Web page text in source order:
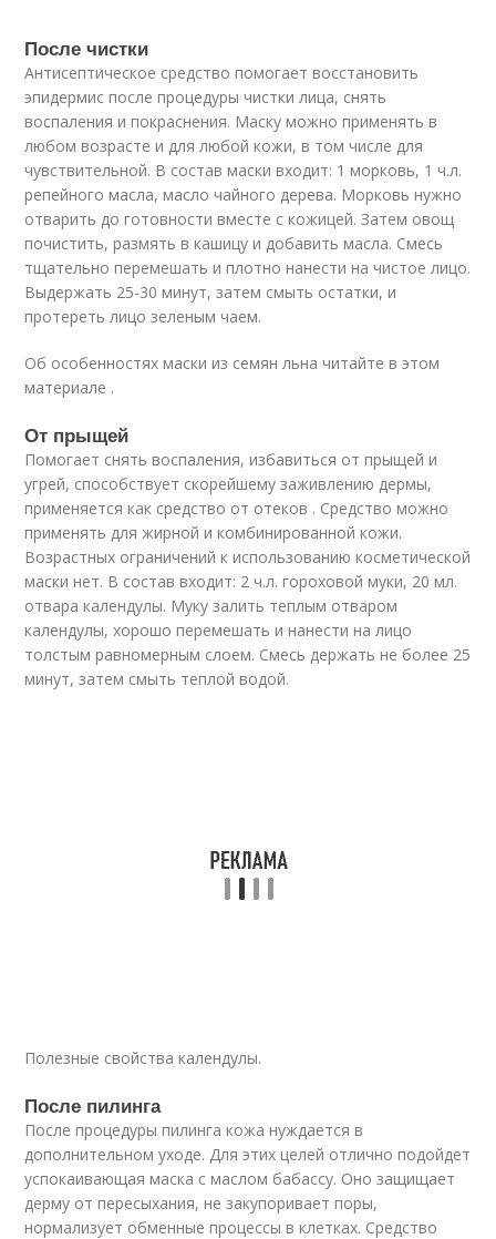
После чистки
Антисептическое средство помогает восстановить
эпидермис после процедуры чистки лица, снять
воспаления и покраснения. Маску можно применять в
любом возрасте и для любой кожи, в том числе для
чувствительной. В состав маски входит: 1 морковь, 1 ч.л.
репейного масла, масло чайного дерева. Морковь нужно
отварить до готовности вместе с кожицей. Затем овощ
почистить, размять в кашицу и добавить масла. Смесь
тщательно перемешать и плотно нанести на чистое лицо.
Выдержать 25-30 минут, затем смыть остатки, и
протереть лицо зеленым чаем.
Об особенностях маски из семян льна читайте в этом
материале .
От прыщей
Помогает снять воспаления, избавиться от прыщей и
угрей, способствует скорейшему заживлению дермы,
применяется как средство от отеков . Средство можно
применять для жирной и комбинированной кожи.
Возрастных ограничений к использованию косметической
маски нет. В состав входит: 2 ч.л. гороховой муки, 20 мл.
отвара календулы. Муку залить теплым отваром
календулы, хорошо перемешать и нанести на лицо
толстым равномерным слоем. Смесь держать не более 25
минут, затем смыть теплой водой.
Полезные свойства календулы.
После пилинга
После процедуры пилинга кожа нуждается в
дополнительном уходе. Для этих целей отлично подойдет
успокаивающая маска с маслом бабассу. Оно защищает
дерму от пересыхания, не закупоривает поры,
нормализует обменные процессы в клетках. Средство